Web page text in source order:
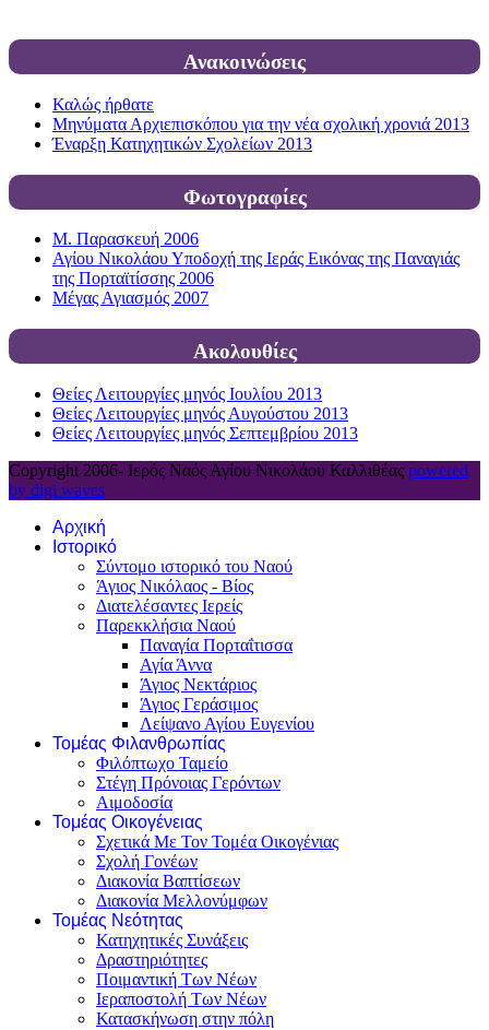
Ανακοινώσεις
Καλώς ήρθατε
Μηνύματα Αρχιεπισκόπου για την νέα σχολική χρονιά 2013
Έναρξη Κατηχητικών Σχολείων 2013
Φωτογραφίες
Μ. Παρασκευή 2006
Αγίου Νικολάου Υποδοχή της Ιεράς Εικόνας της Παναγιάς
της Πορταϊτίσσης 2006
Μέγας Αγιασμός 2007
Ακολουθίες
Θείες Λειτουργίες μηνός Ιουλίου 2013
Θείες Λειτουργίες μηνός Αυγούστου 2013
Θείες Λειτουργίες μηνός Σεπτεμβρίου 2013
Copyright 2006- Ιερός Ναός Αγίου Νικολάου Καλλιθέας powered
by digi waves
Αρχική
Ιστορικό
Σύντομο ιστορικό του Ναού
Άγιος Νικόλαος - Βίος
Διατελέσαντες Ιερείς
Παρεκκλήσια Ναού
Παναγία Πορταΐτισσα
Αγία Άννα
Άγιος Νεκτάριος
Άγιος Γεράσιμος
Λείψανο Αγίου Ευγενίου
Τομέας Φιλανθρωπίας
Φιλόπτωχο Ταμείο
Στέγη Πρόνοιας Γερόντων
Αιμοδοσία
Τομέας Οικογένειας
Σχετικά Με Τον Τομέα Οικογένιας
Σχολή Γονέων
Διακονία Βαπτίσεων
Διακονία Μελλονύμφων
Τομέας Νεότητας
Κατηχητικές Συνάξεις
Δραστηριότητες
Ποιμαντική Των Νέων
Ιεραποστολή Των Νέων
Κατασκήνωση στην πόλη